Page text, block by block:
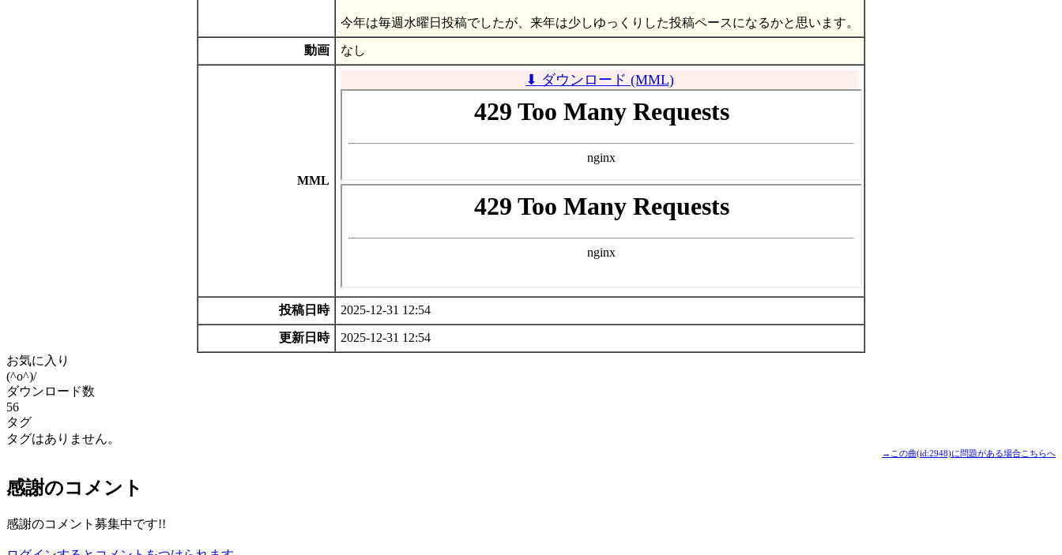
今年は毎週水曜日投稿でしたが、来年は少しゆっくりした投稿ペースになるかと思います。
動画 なし
MML
⬇ ダウンロード (MML)
投稿日時 2025-12-31 12:54
更新日時
2025-12-31 12:54
お気に入り
(^o^)/
ダウンロード数
56
タグ
タグはありません。
→この曲(id:2948)に問題がある場合こちらへ
感謝のコメント
感謝のコメント募集中です!!